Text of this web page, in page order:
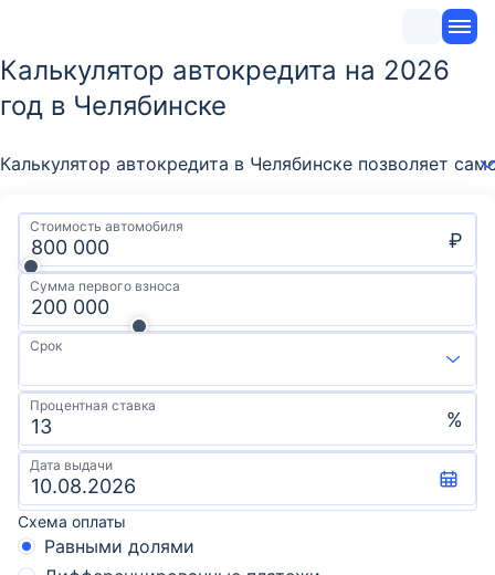
Калькулятор автокредита на 2026
год в Челябинске
Калькулятор автокредита в Челябинске позволяет
Стоимость автомобиля
₽
Сумма первого взноса
Срок
Процентная ставка
%
Дата выдачи
Схема оплаты
Равными долями